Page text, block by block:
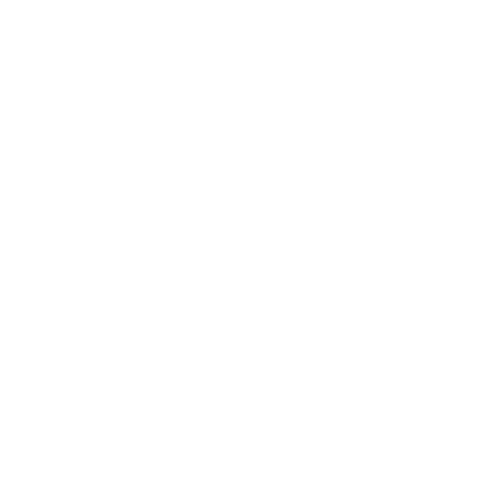
させていただ
了承ください。
き作成されるも
をご了承くださ
御機器販売店・
ようお願いしま
社の共同利用者
です。
です。
1000ppm以下、
下、フタル酸ジブチ
) : 1000ppm、
、
ない年数を意
貨物等」とい
要な手段を講じ
これらの製造装
通知します。
、取り引きをい
ムロン制御